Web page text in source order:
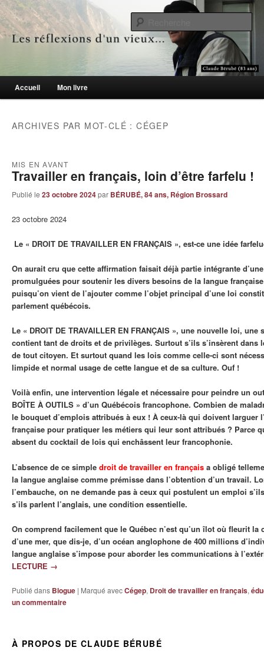
Les réflexions d'un vieux…
Le blogue des aînés de 65 ans et +
Menu principal
Aller au contenu principal
Aller au contenu secondaire
Accueil Mon livre
ARCHIVES PAR MOT-CLÉ :CÉGEP
Travailler en français, loin d’être farfelu !
MIS EN AVANT
Publié le 23 octobre 2024par BÉRUBÉ, 84 ans, Région Brossard
23 octobre 2024
Le « DROIT DE TRAVAILLER EN FRANÇAIS », est-ce une idée
On aurait cru que cette affirmation faisait déjà partie intégrante
promulguées pour soutenir les divers besoins de la langue
puisqu’on vient de l’ajouter comme l’objet principal d’une loi
parlement québécois.
Le « DROIT DE TRAVAILLER EN FRANÇAIS », une nouvelle loi,
contient tant de droits et de privilèges. Surtout s’ils s’insèrent dans
de tout citoyen. Et surtout quand les lois comme celle-ci sont
limpide et normal usage de cette langue et de sa culture. Ouf !
Voilà enfin, une intervention légale et nécessaire pour peindre un
BOÎTE À OUTILS » d’un Québécois francophone. Combien de
le bouquet d’emplois attribués à eux ! À ceux-là qui doivent larguer
française pour pratiquer les métiers qui leur sont attribués ? Parce
absent du cocktail de lois qui enchâssent leur francophonie.
L’absence de ce simple droit de travailler en français a obligé
la langue anglaise comme prémisse dans l’obtention d’un travail.
l’embauche, on ne demande pas à ceux qui postulent un emploi
s’ils parlent l’anglais, une condition essentielle.
On comprend facilement que le Québec n’est qu’un îlot où fleurit
d’une mer, que dis-je, d’un océan anglophone de 400 millions
langue anglaise s’impose pour aborder les communications à
LECTURE →
Publié dans Blogue | Marqué avecCégep, Droit de travailler en français,
un commentaire
À PROPOS DE CLAUDE BÉRUBÉ